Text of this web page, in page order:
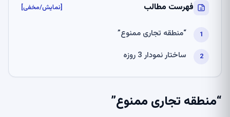
فهرست مطالب [نمایش/مخفی]
“منطقه تجاری ممنوع”
ساختار نمودار 3 روزه
“منطقه تجاری ممنوع”